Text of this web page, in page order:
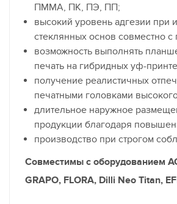
ПММА, ПК, ПЭ, ПП;
высокий уровень адгезии при
стеклянных основ совместно с
возможность выполнять
печать на гибридных уф-
получение реалистичных
печатными головками
длительное наружное
продукции благодаря
производство при строгом
Совместимы с оборудованием
GRAPO, FLORA, Dilli Neo Titan,